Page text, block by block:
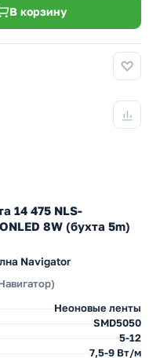
В корзину
14 475 NLS-
8W (бухта 5m)
Navigator
Неоновые ленты
SMD5050
5-12
7,5-9 Вт/м